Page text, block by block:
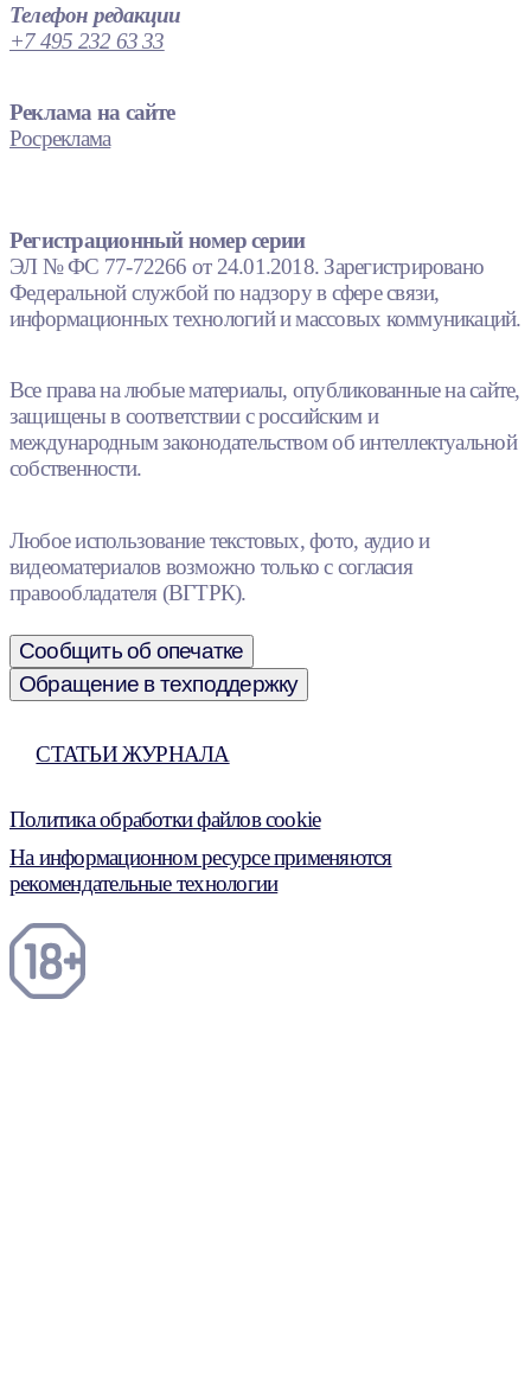
Телефон редакции
+7 495 232 63 33
Реклама на сайте
Росреклама
Регистрационный номер серии
ЭЛ № ФС 77-72266 от 24.01.2018. Зарегистрировано
Федеральной службой по надзору в сфере связи,
информационных технологий и массовых коммуникаций.
Все права на любые материалы, опубликованные на сайте,
защищены в соответствии с российским и
международным законодательством об интеллектуальной
собственности.
Любое использование текстовых, фото, аудио и
видеоматериалов возможно только с согласия
правообладателя (ВГТРК).
Сообщить об опечатке
Обращение в техподдержку
СТАТЬИ ЖУРНАЛА
Политика обработки файлов cookie
На информационном ресурсе применяются
рекомендательные технологии